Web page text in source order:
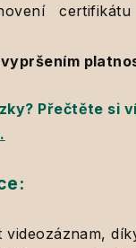
vypršením
Přečtěte si
videozáznam,